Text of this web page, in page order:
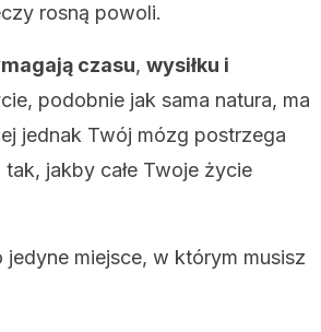
rosną powoli.
czasu, wysiłku i
podobnie jak sama natura, ma
jednak Twój mózg postrzega
jakby całe Twoje życie
miejsce, w którym musisz